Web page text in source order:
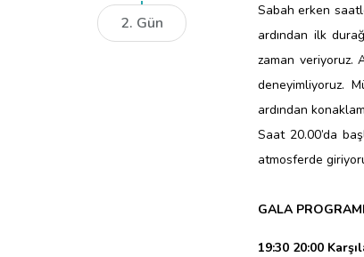
İŞKEMBE VE MERCİMEK
2. Gün
Sabah erken
ardından ilk
zaman veriyoruz.
deneyimliyoruz.
ardından
Saat 20.00’da
atmosferde
GALA PROGRAMI
19:30 20:00